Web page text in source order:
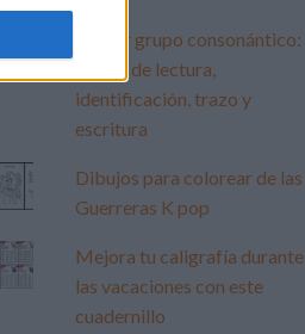
Primer grupo consonántico:
Fichas de lectura,
identificación, trazo y
escritura
Dibujos para colorear de las
Guerreras K pop
Mejora tu caligrafía durante
las vacaciones con este
cuadernillo